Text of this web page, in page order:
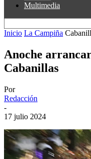
Multimedia
Inicio La Campiña
Anoche
Cabanillas
Por
Redacción
-
17 julio 2024